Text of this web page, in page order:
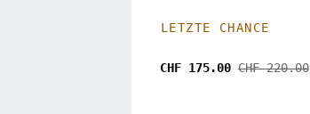
LETZTE CHANCE
CHF 175.00 CHF 220.00